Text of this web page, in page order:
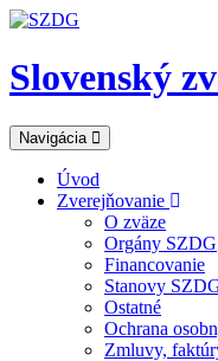
Slovenský
Navigácia
Úvod
Zverejňovanie
O zväze
Orgány SZDG
Financovanie
Stanovy
Ostatné
Ochrana
Zmluvy,